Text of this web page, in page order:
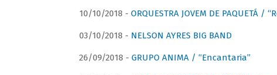
10/10/2018 - ORQUESTRA JOVEM DE PAQUETÁ /
03/10/2018 - NELSON AYRES BIG BAND
26/09/2018 - GRUPO ANIMA / “Encantaria”